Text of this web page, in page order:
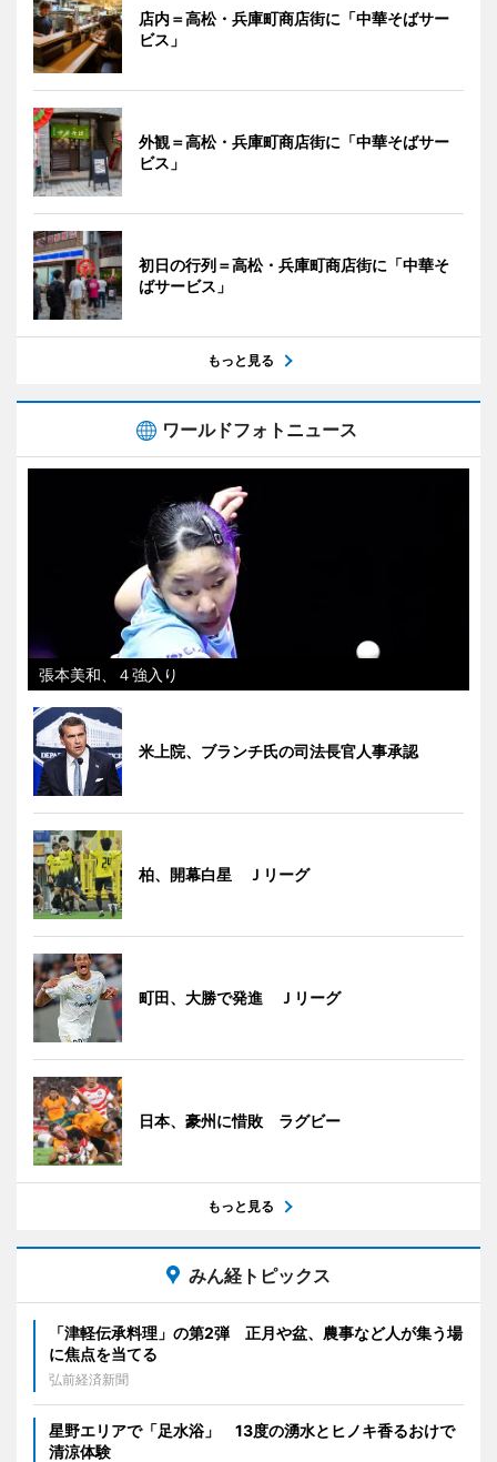
店内＝高松・兵庫町商店街に「中華そばサー
ビス」
外観＝高松・兵庫町商店街に「中華そばサー
ビス」
初日の行列＝高松・兵庫町商店街に「中華そ
ばサービス」
もっと見る
ワールドフォトニュース
張本美和、４強入り
米上院、ブランチ氏の司法長官人事承認
柏、開幕白星 Ｊリーグ
町田、大勝で発進 Ｊリーグ
日本、豪州に惜敗 ラグビー
もっと見る
みん経トピックス
「津軽伝承料理」の第2弾 正月や盆、農事など人が集う場
に焦点を当てる
弘前経済新聞
星野エリアで「足水浴」 13度の湧水とヒノキ香るおけで
清涼体験